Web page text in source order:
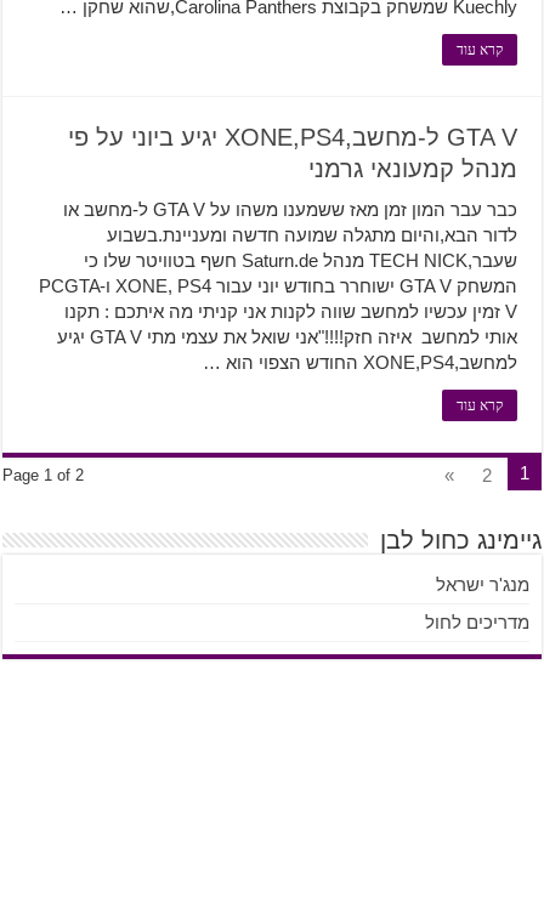
Kuechly שמשחק בקבוצת Carolina Panthers,שהוא שחקן …
קרא עוד
GTA V ל-מחשב,XONE,PS4 יגיע ביוני על פי
מנהל קמעונאי גרמני
כבר עבר המון זמן מאז ששמענו משהו על GTA V ל-מחשב או
לדור הבא,והיום מתגלה שמועה חדשה ומעניינת.בשבוע
שעבר,TECH NICK מנהל Saturn.de חשף בטוויטר שלו כי
המשחק GTA V ישוחרר בחודש יוני עבור XONE, PS4 ו-PCGTA
V זמין עכשיו למחשב שווה לקנות אני קניתי מה איתכם : תקנו
אותי למחשב איזה חזק!!!!"אני שואל את עצמי מתי GTA V יגיע
למחשב,XONE,PS4 החודש הצפוי הוא …
קרא עוד
Page 1 of 2 1
2
»
גיימינג כחול לבן
מנג'ר ישראל
מדריכים לחול